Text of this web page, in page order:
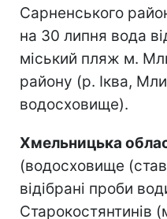
Сарненського
на 30 липня вода
міський пляж м.
району (р. Іква,
водосховище).
Хмельницька
(водосховище
відібрані проби
Старокостянтинів